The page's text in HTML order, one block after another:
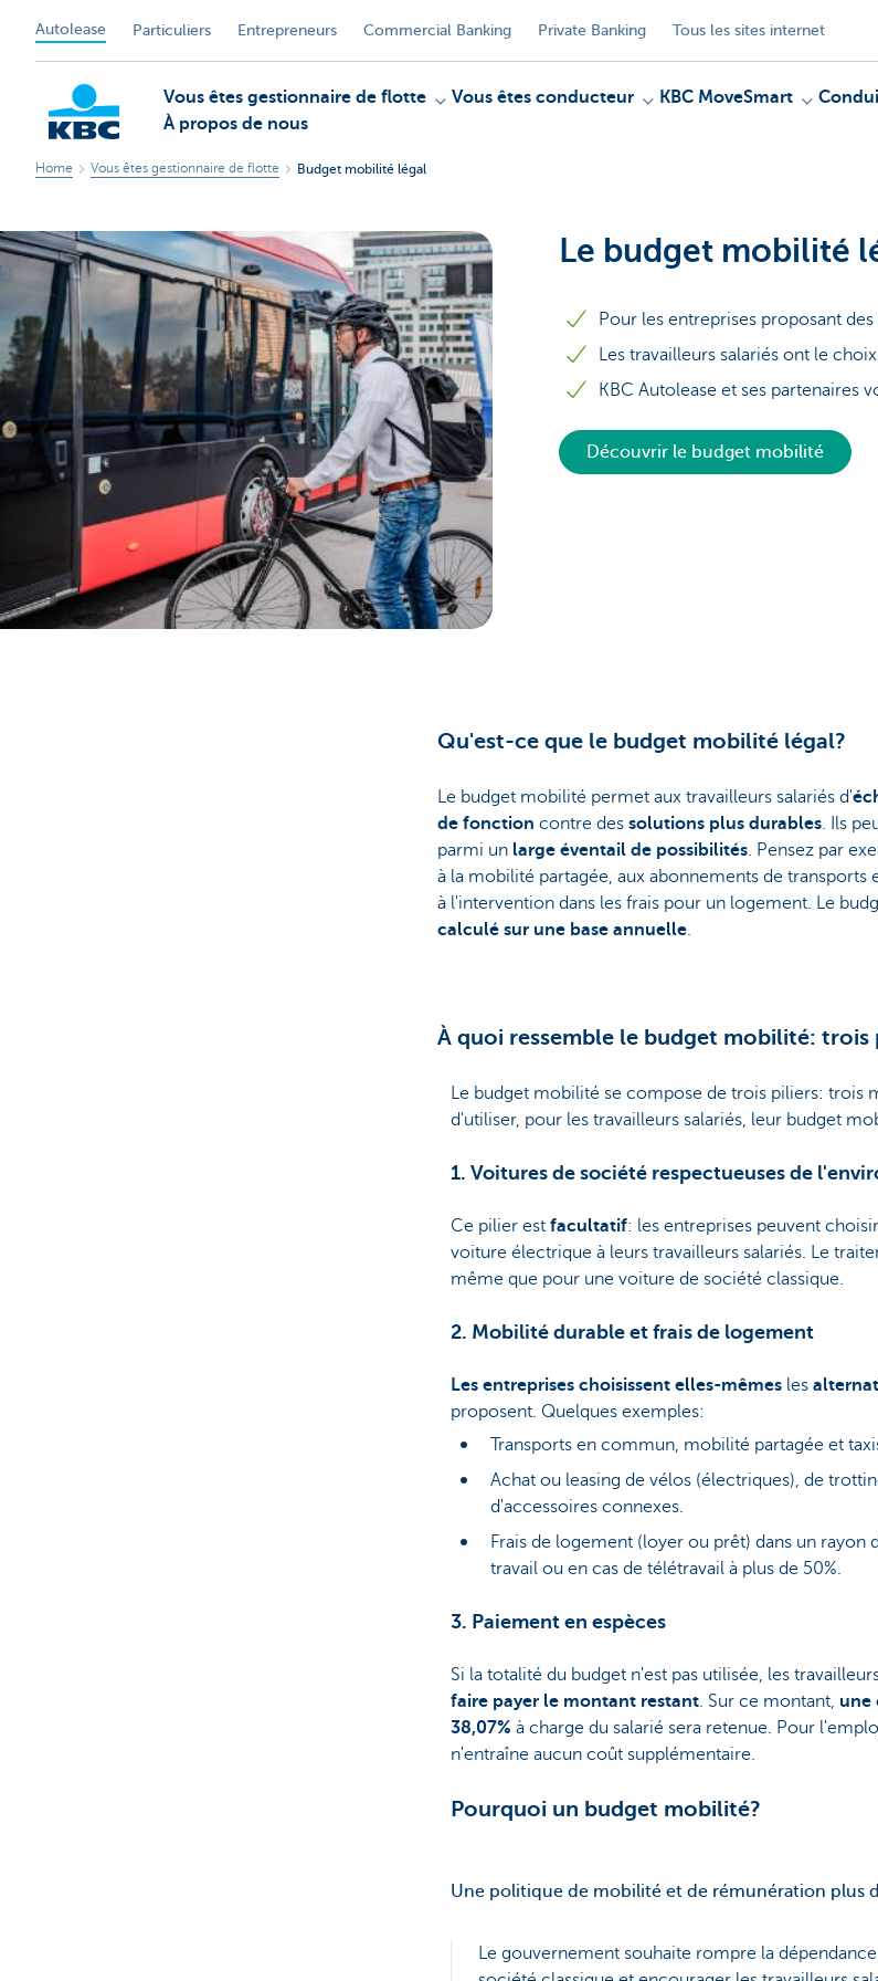
Autolease Particuliers Entrepreneurs Commercial Banking Private Banking Tous les sites internet
KBC
Corporate
Vous êtes gestionnaire de flotte Vous êtes conducteur KBC MoveSmart
À propos de nous
Home Vous êtes gestionnaire de flotte Budget mobilité légal
Le budget mobilité
Pour les entreprises proposant
Les travailleurs salariés ont le
KBC Autolease et ses partenaires
Découvrir le budget mobilité
Qu'est-ce que le budget mobilité légal?
Le budget mobilité permet aux travailleurs salariés d'
de fonction contre des solutions plus durables. Ils
parmi un large éventail de possibilités. Pensez par
à la mobilité partagée, aux abonnements de
à l'intervention dans les frais pour un logement. Le
calculé sur une base annuelle.
À quoi ressemble le budget mobilité: trois
Le budget mobilité se compose de trois piliers: trois
d'utiliser, pour les travailleurs salariés, leur budget
1. Voitures de société respectueuses de
Ce pilier est facultatif: les entreprises peuvent
voiture électrique à leurs travailleurs salariés. Le
même que pour une voiture de société classique.
2. Mobilité durable et frais de logement
Les entreprises choisissent elles-mêmes les
proposent. Quelques exemples:
Transports en commun, mobilité partagée et
Achat ou leasing de vélos (électriques), de
d'accessoires connexes.
Frais de logement (loyer ou prêt) dans un rayon
travail ou en cas de télétravail à plus de 50%.
3. Paiement en espèces
Si la totalité du budget n'est pas utilisée, les
faire payer le montant restant. Sur ce montant, une
38,07% à charge du salarié sera retenue. Pour
n'entraîne aucun coût supplémentaire.
Pourquoi un budget mobilité?
Une politique de mobilité et de rémunération plus
Le gouvernement souhaite rompre la